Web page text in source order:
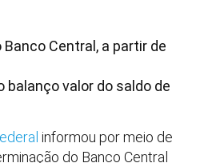
Central, a partir de
balanço valor do saldo de
informou por meio de
do Banco Central